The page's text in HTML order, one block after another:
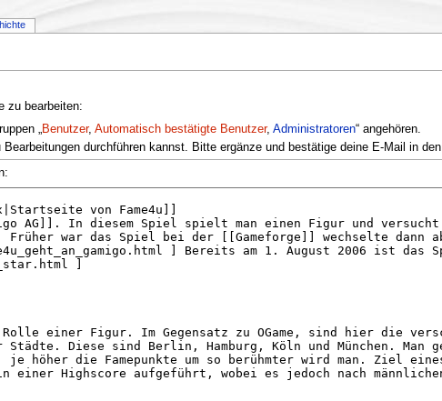
zu bearbeiten:
„Benutzer, Automatisch bestätigte Benutzer, Administratoren“ angehören.
durchführen kannst. Bitte ergänze und bestätige deine E-Mail in den